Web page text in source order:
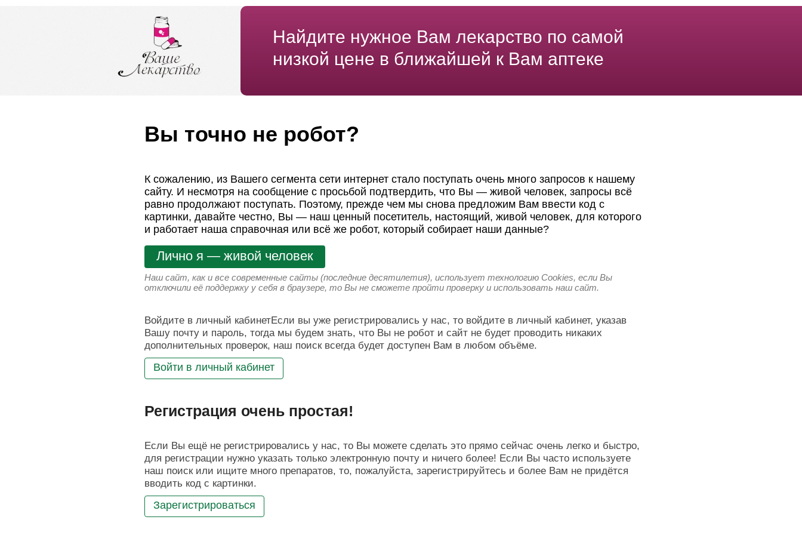
Найдите нужное Вам лекарство по самой
низкой цене в ближайшей к Вам аптеке
Вы точно не робот?
К сожалению, из Вашего сегмента сети интернет стало поступать очень много запросов к нашему
сайту. И несмотря на сообщение с просьбой подтвердить, что Вы — живой человек, запросы всё
равно продолжают поступать. Поэтому, прежде чем мы снова предложим Вам ввести код с
картинки, давайте честно, Вы — наш ценный посетитель, настоящий, живой человек, для которого
и работает наша справочная или всё же робот, который собирает наши данные?
Лично я — живой человек
Наш сайт, как и все современные сайты (последние десятилетия), использует технологию Cookies, если Вы
отключили её поддержку у себя в браузере, то Вы не сможете пройти проверку и использовать наш сайт.
Войдите в личный кабинетЕсли вы уже регистрировались у нас, то войдите в личный кабинет, указав
Вашу почту и пароль, тогда мы будем знать, что Вы не робот и сайт не будет проводить никаких
дополнительных проверок, наш поиск всегда будет доступен Вам в любом объёме.
Войти в личный кабинет
Регистрация очень простая!
Если Вы ещё не регистрировались у нас, то Вы можете сделать это прямо сейчас очень легко и быстро,
для регистрации нужно указать только электронную почту и ничего более! Если Вы часто используете
наш поиск или ищите много препаратов, то, пожалуйста, зарегистрируйтесь и более Вам не придётся
вводить код с картинки.
Зарегистрироваться